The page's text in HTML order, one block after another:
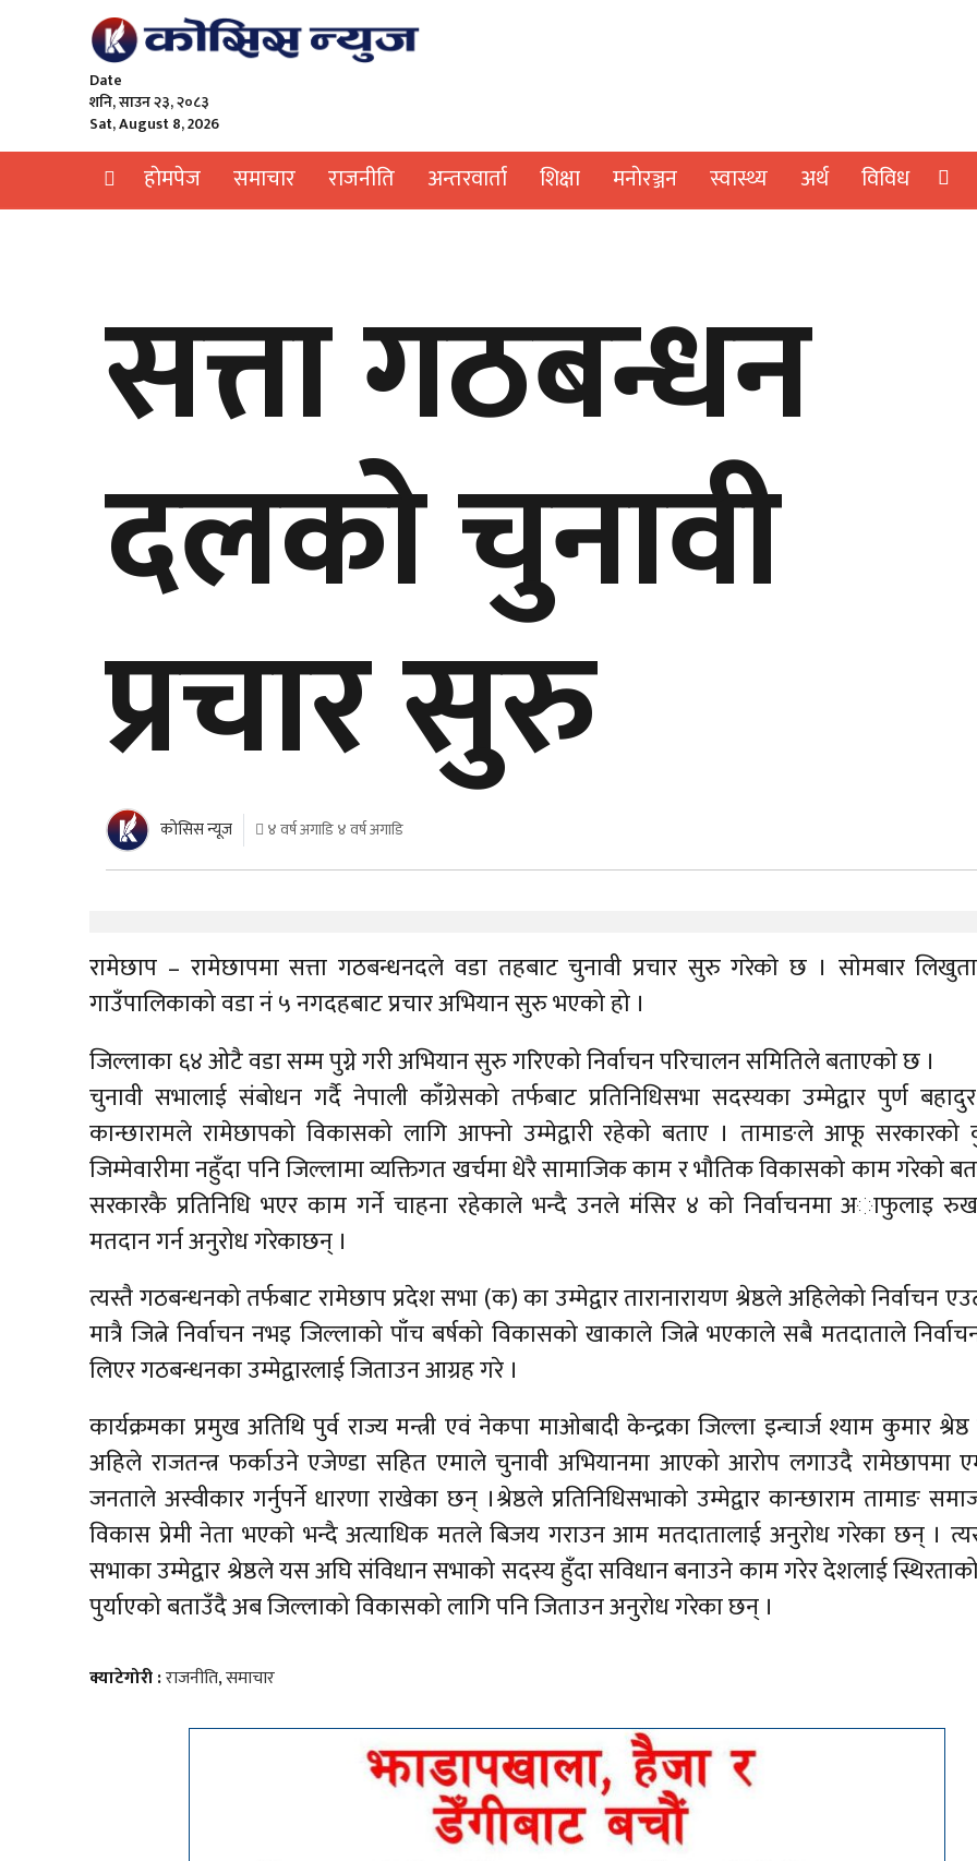
Date
शनि, साउन २३, २०८३
Sat, August 8, 2026
हाेमपेज समाचार राजनीति अन्तरवार्ता शिक्षा मनाेरञ्जन स्वास्थ्य अर्थ विविध
सत्ता गठबन्धन
दलकाे चुनावी
प्रचार सुरु
काेसिस न्यूज ४ वर्ष अगाडि ४ वर्ष अगाडि
रामेछाप – रामेछापमा सत्ता गठबन्धनदले वडा तहबाट चुनावी प्रचार सुरु गरेकाे छ । साेमबार
गाउँपालिकाको वडा नं ५ नगदहबाट प्रचार अभियान सुरु भएको हो ।
जिल्लाका ६४ ओटै वडा सम्म पुग्ने गरी अभियान सुरु गरिएको निर्वाचन परिचालन समितिले बताएको छ ।
चुनावी सभालाई संबोधन गर्दै नेपाली काँग्रेसको तर्फबाट प्रतिनिधिसभा सदस्यका उम्मेद्वार पुर्ण
कान्छारामले रामेछापको विकासको लागि आफ्नो उम्मेद्वारी रहेको बताए । तामाङले आफू
जिम्मेवारीमा नहुँदा पनि जिल्लामा व्यक्तिगत खर्चमा धेरै सामाजिक काम र भौतिक विकासको काम गरेको
सरकारकै प्रतिनिधि भएर काम गर्ने चाहना रहेकाले भन्दै उनले मंसिर ४ को निर्वाचनमा अाफुलाइ रुख
मतदान गर्न अनुरोध गरेकाछन् ।
त्यस्तै गठबन्धनको तर्फबाट रामेछाप प्रदेश सभा (क) का उम्मेद्वार तारानारायण श्रेष्ठले अहिलेको निर्वाचन
मात्रै जित्ने निर्वाचन नभइ जिल्लाको पाँच बर्षको विकासको खाकाले जित्ने भएकाले सबै मतदाताले
लिएर गठबन्धनका उम्मेद्वारलाई जिताउन आग्रह गरे ।
कार्यक्रमका प्रमुख अतिथि पुर्व राज्य मन्त्री एवं नेकपा माओबादी केन्द्रका जिल्ला इन्चार्ज श्याम कुमार
अहिले राजतन्त्र फर्काउने एजेण्डा सहित एमाले चुनावी अभियानमा आएको आरोप लगाउदै रामेछापमा‌
जनताले अस्वीकार गर्नुपर्ने धारणा राखेका छन् ।श्रेष्ठले प्रतिनिधिसभाको उम्मेद्वार कान्छाराम तामाङ
विकास प्रेमी नेता भएकाे भन्दै अत्याधिक मतले बिजय गराउन आम मतदातालाई अनुरोध गरेका छन् ।
सभाका उम्मेद्वार श्रेष्ठले‌ यस अघि संविधान सभाको सदस्य हुँदा सविधान बनाउने काम गरेर देशलाई
पुर्याएको बताउँदै अब जिल्लाको विकासको लागि पनि जिताउन अनुरोध गरेका छन् ।
क्याटेगोरी :राजनीति,समाचार